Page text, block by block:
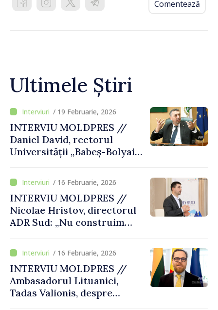
Comentează
Ultimele Știri
/ 19 Februarie, 2026
INTERVIU MOLDPRES //
Daniel David, rectorul
Universității „Babeș-Bolyai”
cineva îți răstoarnă istoria și
identitatea națională,
înseamnă că nu ai suficiente
cunoștințe”
/ 16 Februarie, 2026
INTERVIU MOLDPRES //
Nicolae Hristov, directorul
ADR Sud: „Nu construim
condiții de viață mai bune, un
trai mai ușor pentru mii de
locuitori”
/ 16 Februarie, 2026
INTERVIU MOLDPRES //
Ambasadorul Lituaniei,
Tadas Valionis, despre